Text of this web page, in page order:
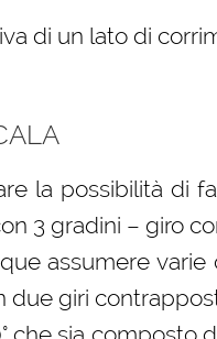
di un lato di
la possibilità di
3 gradini – giro
assumere
due giri